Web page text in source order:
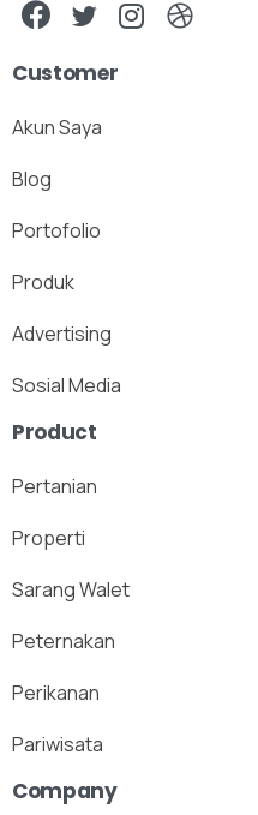
Customer
Akun Saya
Blog
Portofolio
Produk
Advertising
Sosial Media
Product
Pertanian
Properti
Sarang Walet
Peternakan
Perikanan
Pariwisata
Company